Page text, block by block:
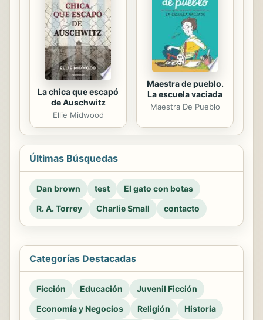
La chica que escapó
de Auschwitz
Ellie Midwood
Maestra de pueblo.
La escuela vaciada
Maestra De Pueblo
Últimas Búsquedas
Dan brown test
El gato con botas
R. A. Torrey
Charlie Small contacto
Categorías Destacadas
Ficción Educación
Juvenil Ficción
Economía y Negocios
Religión Historia